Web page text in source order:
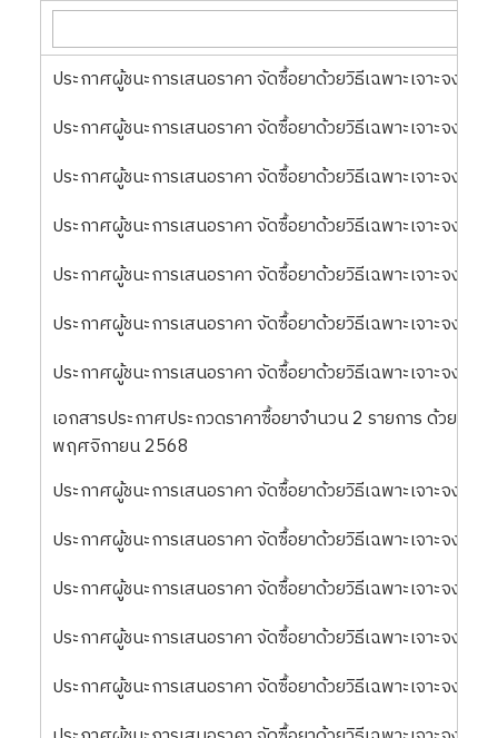
ประกาศผู้ชนะการเสนอราคา จัดซื้อยาด้วยวิธีเฉพาะเจาะจง
ประกาศผู้ชนะการเสนอราคา จัดซื้อยาด้วยวิธีเฉพาะเจาะจง ล
ประกาศผู้ชนะการเสนอราคา จัดซื้อยาด้วยวิธีเฉพาะเจาะจง ล
ประกาศผู้ชนะการเสนอราคา จัดซื้อยาด้วยวิธีเฉพาะเจาะจง
ประกาศผู้ชนะการเสนอราคา จัดซื้อยาด้วยวิธีเฉพาะเจาะจง
ประกาศผู้ชนะการเสนอราคา จัดซื้อยาด้วยวิธีเฉพาะเจาะจง
ประกาศผู้ชนะการเสนอราคา จัดซื้อยาด้วยวิธีเฉพาะเจาะจง
เอกสารประกาศประกวดราคาซื้อยาจำนวน 2 รายการ ด้วยวิธี
พฤศจิกายน 2568
ประกาศผู้ชนะการเสนอราคา จัดซื้อยาด้วยวิธีเฉพาะเจาะจง
ประกาศผู้ชนะการเสนอราคา จัดซื้อยาด้วยวิธีเฉพาะเจาะจง
ประกาศผู้ชนะการเสนอราคา จัดซื้อยาด้วยวิธีเฉพาะเจาะจง
ประกาศผู้ชนะการเสนอราคา จัดซื้อยาด้วยวิธีเฉพาะเจาะจง
ประกาศผู้ชนะการเสนอราคา จัดซื้อยาด้วยวิธีเฉพาะเจาะจง ล